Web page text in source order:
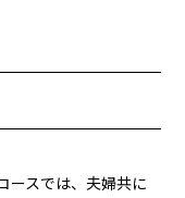
ースでは、夫婦共に